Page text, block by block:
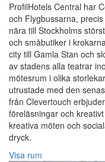
ProfilHotels Central har
och Flygbussarna,
nära till Stockholms
och småbutiker i
city till Gamla Stan och
av stadens alla teatrar
mötesrum i olika
utrustade med den
från Clevertouch
föreläsningar och
kreativa möten och
dryck.
Visa rum